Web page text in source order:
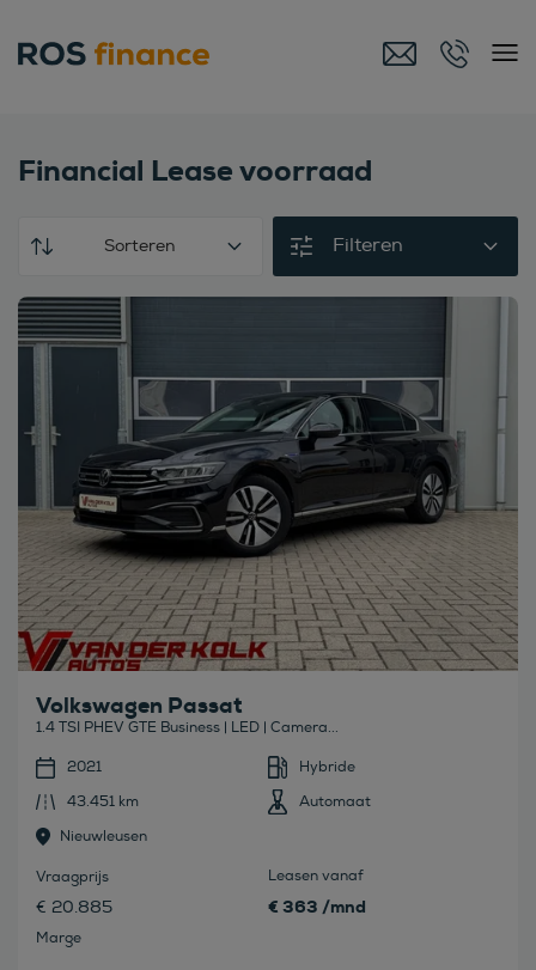
Financial Lease voorraad
Sorteren Filteren
Bekijk deze auto
Volkswagen Passat
1.4 TSI PHEV GTE Business | LED | Camera...
2021
Hybride
43.451 km
Automaat
Nieuwleusen
Vraagprijs
€ 20.885
Marge
Leasen vanaf
€ 363 /mnd